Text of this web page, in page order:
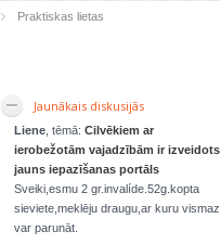
Praktiskas lietas
Jaunākais diskusijās
Liene , tēmā: Cilvēkiem ar
ierobežotām vajadzībām ir izveidots
jauns iepazīšanas portāls
Sveiki,esmu 2 gr.invalíde.52g.kopta
sieviete,meklēju draugu,ar kuru vismaz
var parunāt.